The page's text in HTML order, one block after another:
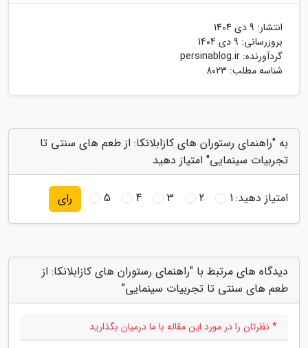
انتشار: 9 دی 1404
بروزرسانی: 9 دی 1404
گردآورنده: persinablog.ir
شناسه مطلب: 8023
به "راهنمای رستوران های کازابلانکا: از طعم های سنتی تا
تجربیات سینمایی" امتیاز دهید
امتیاز دهید:1
2
3
4
5 رای
دیدگاه های مرتبط با "راهنمای رستوران های کازابلانکا: از
طعم های سنتی تا تجربیات سینمایی"
* نظرتان را در مورد این مقاله با ما درمیان بگذارید